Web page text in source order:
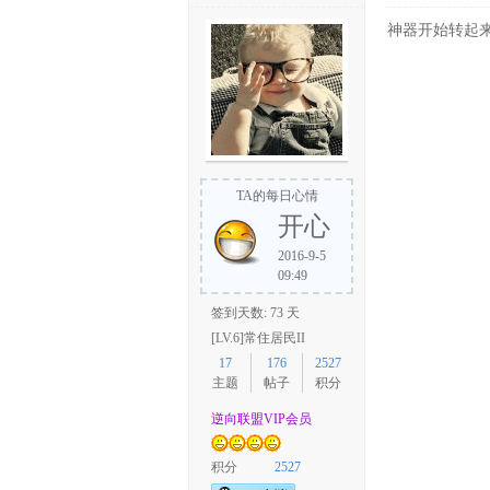
TA的每日心情
开心
2016-9-5
09:49
签到天数: 73 天
[LV.6]常住居民II
17
主题
176
帖子
2527
积分
逆向联盟VIP会员
积分 2527
神器开始转起